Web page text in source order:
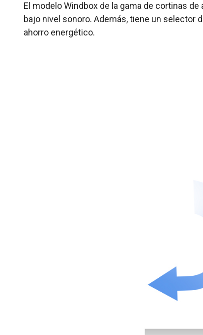
El modelo Windbox de la gama de cortinas
bajo nivel sonoro. Además, tiene un selector
ahorro energético.